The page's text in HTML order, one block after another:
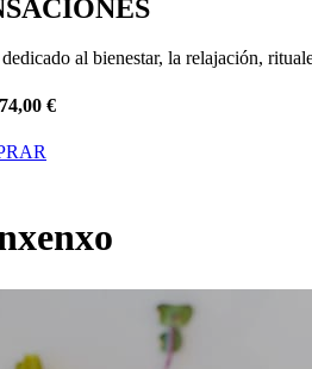
y Anti-estrés, del Mundo y Estéticos.